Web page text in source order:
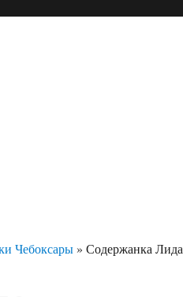
Чебоксары»Содержанка Лида